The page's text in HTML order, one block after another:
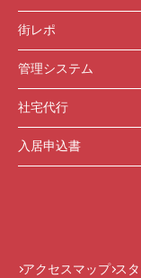
街レポ
管理システム
社宅代行
入居申込書
アクセスマップ ス